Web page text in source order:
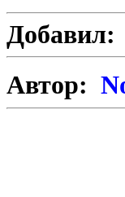
Добавил:
Автор: